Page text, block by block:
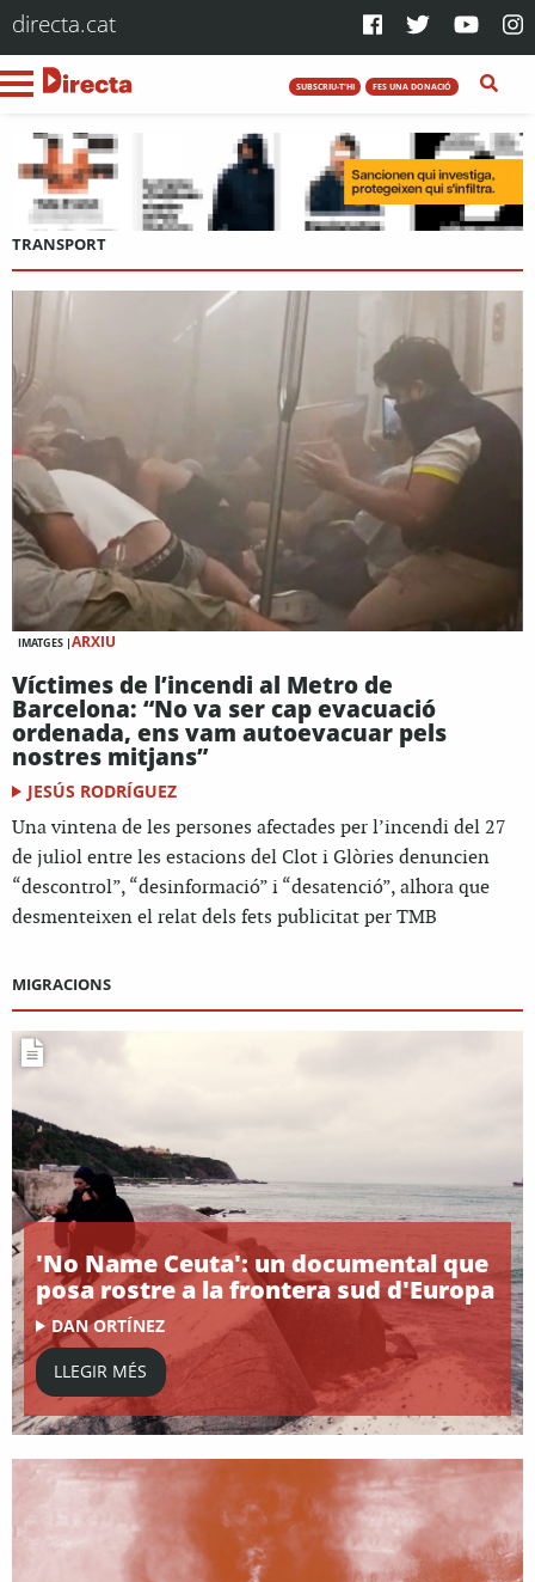
directa.cat
SUBSCRIU-T'HI FES UNA DONACIÓ
TRANSPORT
IMATGES |ARXIU
Víctimes de l’incendi al Metro de
Barcelona: “No va ser cap evacuació
ordenada, ens vam autoevacuar pels
nostres mitjans”
JESÚS RODRÍGUEZ
Una vintena de les persones afectades per l’incendi del 27
de juliol entre les estacions del Clot i Glòries denuncien
“descontrol”, “desinformació” i “desatenció”, alhora que
desmenteixen el relat dels fets publicitat per TMB
MIGRACIONS
'No Name Ceuta': un documental que
posa rostre a la frontera sud d'Europa
DAN ORTÍNEZ
LLEGIR MÉS